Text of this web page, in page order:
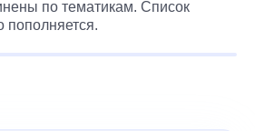
по тематикам. Список